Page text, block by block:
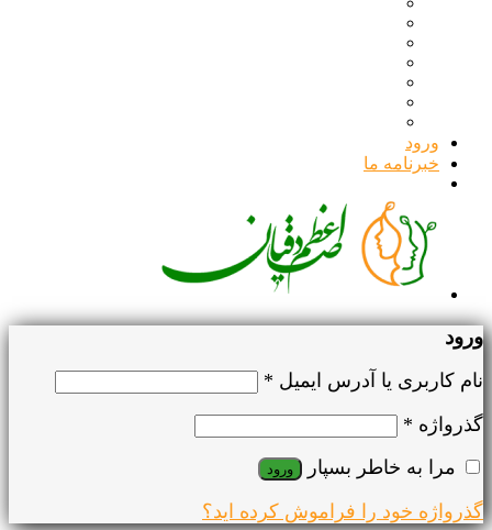
ورود
خبرنامه ما
ورود
نام کاربری یا آدرس ایمیل *
گذرواژه *
مرا به خاطر بسپار
ورود
گذرواژه خود را فراموش کرده اید؟